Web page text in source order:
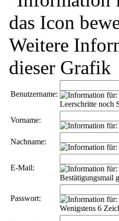
Weitere
dieser Grafik
Benutzername:
Vorname:
Nachname:
E-Mail:
Passwort: